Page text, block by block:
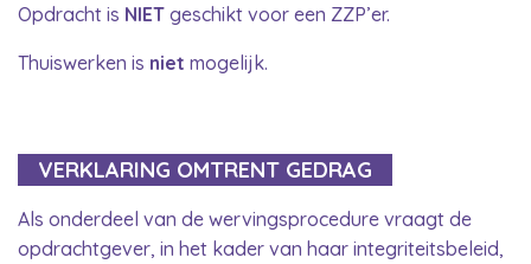
Opdracht is NIET geschikt voor een ZZP’er.
Thuiswerken is niet mogelijk.
VERKLARING OMTRENT GEDRAG
Als onderdeel van de wervingsprocedure vraagt de
opdrachtgever, in het kader van haar integriteitsbeleid,